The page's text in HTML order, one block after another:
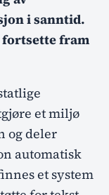
i sanntid.
fram
et miljø
og deler
automatisk
et system